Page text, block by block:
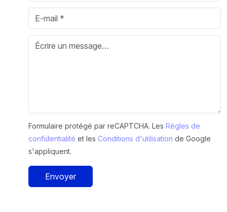
Formulaire protégé par reCAPTCHA. Les Règles de
confidentialité et les Conditions d'utilisation de Google
s'appliquent.
Envoyer